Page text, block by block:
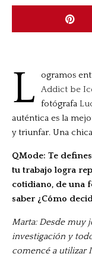
L
ogramos
Addict be
fotógrafa
auténtica es la
y triunfar. Una
QMode: Te
tu trabajo logra
cotidiano, de una
saber ¿Cómo
Marta: Desde muy
investigación y
comencé a utilizar